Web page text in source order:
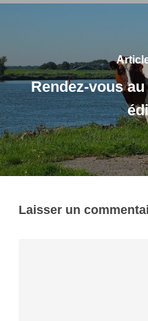
Rendez-vous
Laisser un